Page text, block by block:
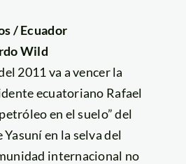
/ Ecuador
Wild
2011 va a vencer la
ecuatoriano Rafael
en el suelo” del
en la selva del
internacional no